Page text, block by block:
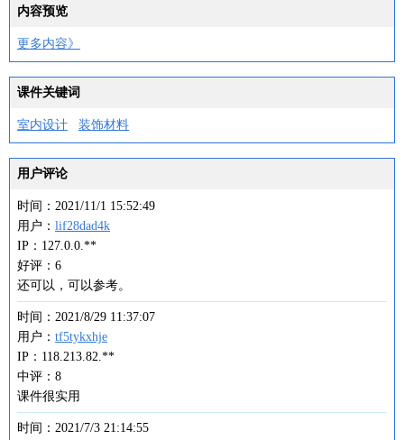
内容预览
更多内容》
课件关键词
室内设计 装饰材料
用户评论
时间：2021/11/1 15:52:49
用户： lif28dad4k
IP：127.0.0.**
好评：6
还可以，可以参考。
时间：2021/8/29 11:37:07
用户： tf5tykxhje
IP：118.213.82.**
中评：8
课件很实用
时间：2021/7/3 21:14:55